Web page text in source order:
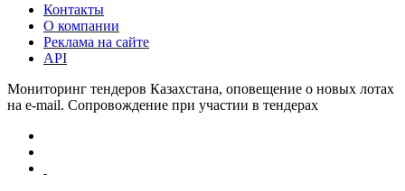
Контакты
О компании
Реклама на сайте
API
Мониторинг тендеров Казахстана, оповещение о новых лотах
на e-mail. Сопровождение при участии в тендерах